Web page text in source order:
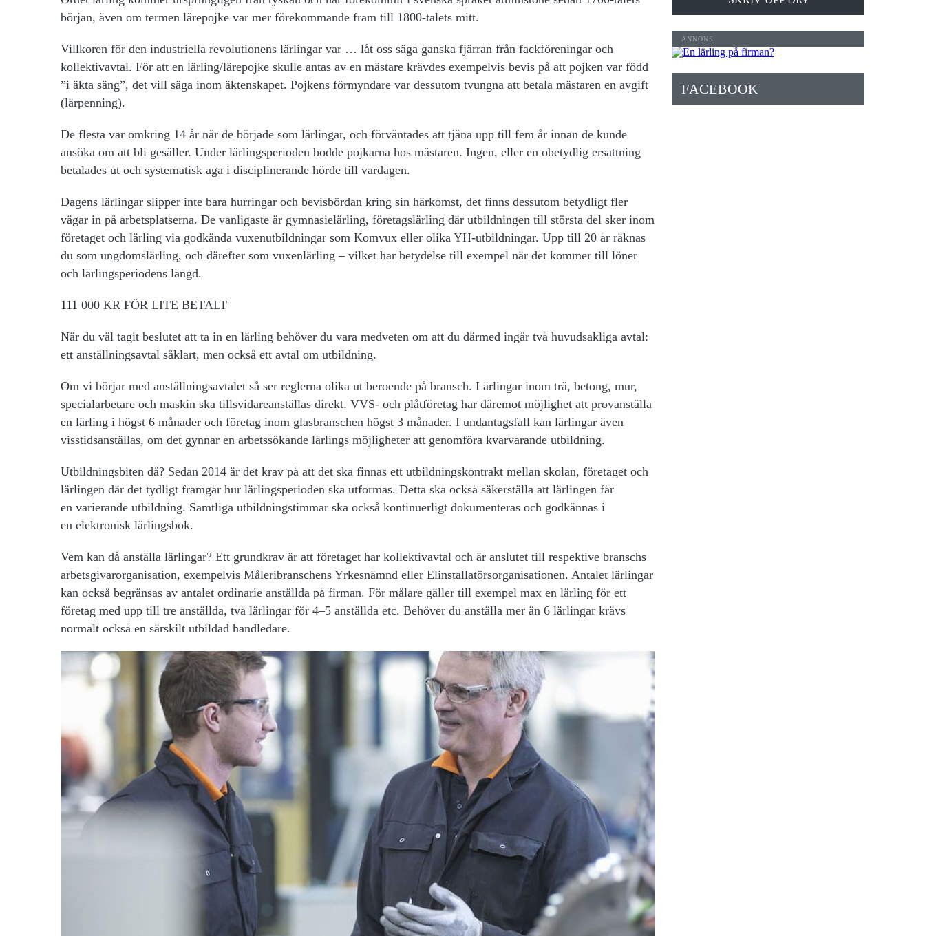
början, även om termen lärepojke var mer förekommande fram till 1800-talets mitt.
Villkoren för den industriella revolutionens lärlingar var … låt oss säga ganska fjärran från fackföreningar och
kollektivavtal. För att en lärling/lärepojke skulle antas av en mästare krävdes exempelvis bevis på att pojken var född
”i äkta säng”, det vill säga inom äktenskapet. Pojkens förmyndare var dessutom tvungna att betala mästaren en avgift
(lärpenning).
De flesta var omkring 14 år när de började som lärlingar, och förväntades att tjäna upp till fem år innan de kunde
ansöka om att bli gesäller. Under lärlingsperioden bodde pojkarna hos mästaren. Ingen, eller en obetydlig ersättning
betalades ut och systematisk aga i disciplinerande hörde till vardagen.
Dagens lärlingar slipper inte bara hurringar och bevisbördan kring sin härkomst, det finns dessutom betydligt fler
vägar in på arbetsplatserna. De vanligaste är gymnasielärling, företagslärling där utbildningen till största del sker inom
företaget och lärling via godkända vuxenutbildningar som Komvux eller olika YH-utbildningar. Upp till 20 år räknas
du som ungdomslärling, och därefter som vuxenlärling – vilket har betydelse till exempel när det kommer till löner
och lärlingsperiodens längd.
111 000 KR FÖR LITE BETALT
När du väl tagit beslutet att ta in en lärling behöver du vara medveten om att du därmed ingår två huvudsakliga avtal:
ett anställningsavtal såklart, men också ett avtal om utbildning.
Om vi börjar med anställningsavtalet så ser reglerna olika ut beroende på bransch. Lärlingar inom trä, betong, mur,
specialarbetare och maskin ska tillsvidareanställas direkt. VVS- och plåtföretag har däremot möjlighet att provanställa
en lärling i högst 6 månader och företag inom glasbranschen högst 3 månader. I undantagsfall kan lärlingar även
visstidsanställas, om det gynnar en arbetssökande lärlings möjligheter att genomföra kvarvarande utbildning.
Utbildningsbiten då? Sedan 2014 är det krav på att det ska finnas ett utbildningskontrakt mellan skolan, företaget och
lärlingen där det tydligt framgår hur lärlingsperioden ska utformas. Detta ska också säkerställa att lärlingen får
en varierande utbildning. Samtliga utbildningstimmar ska också kontinuerligt dokumenteras och godkännas i
en elektronisk lärlingsbok.
Vem kan då anställa lärlingar? Ett grundkrav är att företaget har kollektivavtal och är anslutet till respektive branschs
arbetsgivarorganisation, exempelvis Måleribranschens Yrkesnämnd eller Elinstallatörsorganisationen. Antalet lärlingar
kan också begränsas av antalet ordinarie anställda på firman. För målare gäller till exempel max en lärling för ett
företag med upp till tre anställda, två lärlingar för 4–5 anställda etc. Behöver du anställa mer än 6 lärlingar krävs
normalt också en särskilt utbildad handledare.
FACEBOOK